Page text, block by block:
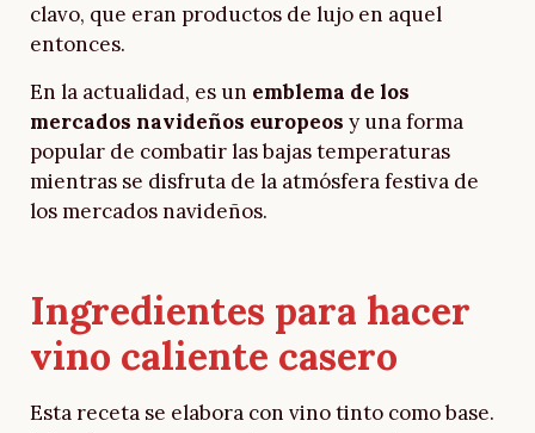
clavo, que eran productos de lujo en aquel
entonces.
En la actualidad, es un emblema de los
mercados navideños europeos y una forma
popular de combatir las bajas temperaturas
mientras se disfruta de la atmósfera festiva de
los mercados navideños.
Ingredientes para hacer
vino caliente casero
Esta receta se elabora con vino tinto como base.